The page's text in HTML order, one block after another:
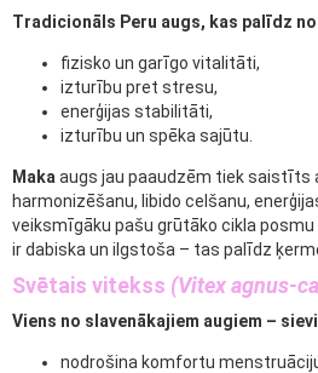
Tradicionāls Peru augs, kas palīdz
fizisko un garīgo vitalitāti,
izturību pret stresu,
enerģijas stabilitāti,
izturību un spēka sajūtu.
Maka augs jau paaudzēm tiek saistīts
harmonizēšanu, libido celšanu,
veiksmīgāku pašu grūtāko cikla
ir dabiska un ilgstoša – tas palīdz
Svētais vitekss (Vitex agnus-
Viens no slavenākajiem augiem –
nodrošina komfortu